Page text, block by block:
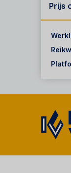
Prijs